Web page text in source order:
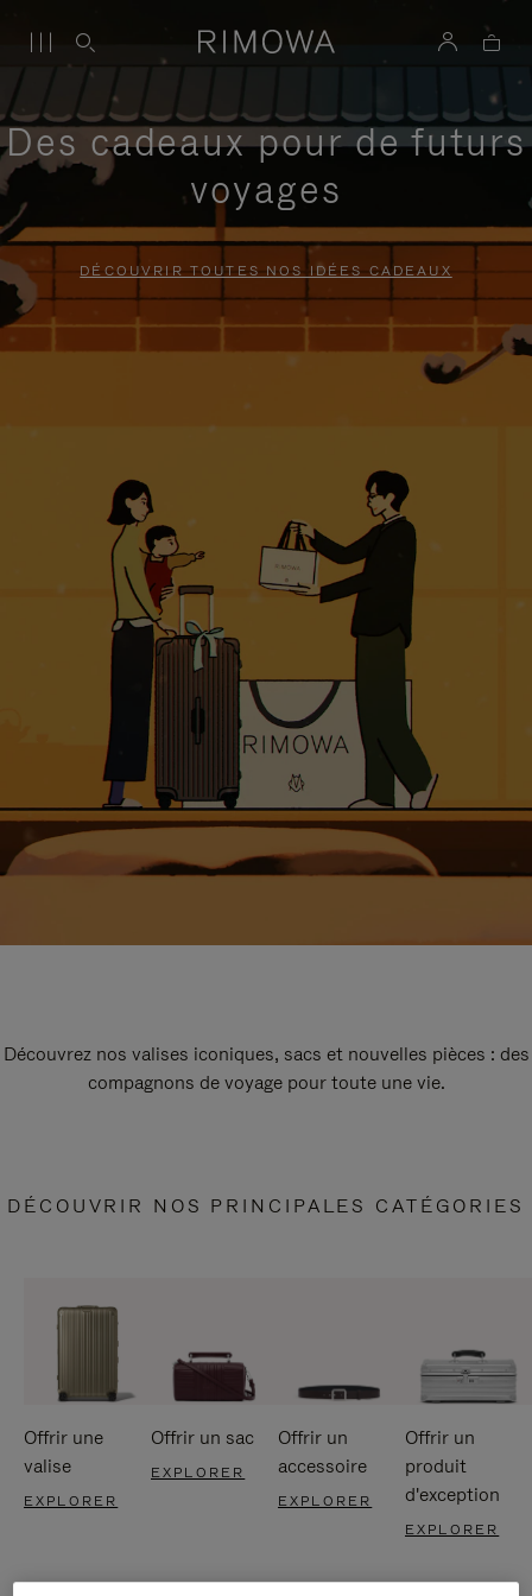
Des cadeaux pour de futurs
voyages
DÉCOUVRIR TOUTES NOS IDÉES CADEAUX
Découvrez nos valises iconiques, sacs et nouvelles pièces : des
compagnons de voyage pour toute une vie.
DÉCOUVRIR NOS PRINCIPALES CATÉGORIES
Offrir une
valise
EXPLORER
Offrir un sac
EXPLORER
Offrir un
accessoire
EXPLORER
Offrir un
produit
d'exception
EXPLORER